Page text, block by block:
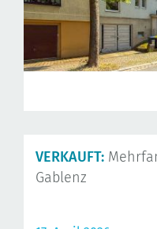
VERKAUFT:
Gablenz